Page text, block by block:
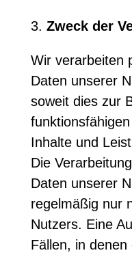
3. Zweck der
Wir verarbeiten
Daten unserer
soweit dies zur
Inhalte und
Die
Daten unserer
regelmäßig nur
Nutzers. Eine
Fällen, in